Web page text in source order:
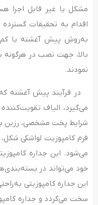
مشکل یا غیر قابل اجرا
اقدام به تحقیقات
به‌روش پیش ­آغشته با
بالا، جهت نصب در
نمودند.
در فرآیند پیش آغشته
می‌گیرد، الیاف
شرایط پخت مشخصی، رزین
فرم کامپوزیت لواشکی
می‌شود. این جداره
خود می‌­تواند در
این جداره کامپوزیتی
سخت می‌­گردد و جداره